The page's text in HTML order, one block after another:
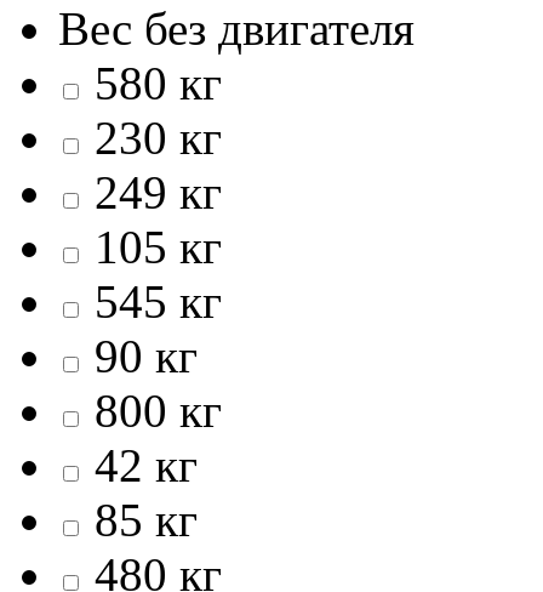
Вес без двигателя
580 кг
230 кг
249 кг
105 кг
545 кг
90 кг
800 кг
42 кг
85 кг
480 кг